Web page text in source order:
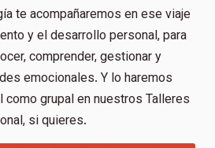
te acompañaremos en ese viaje
y el desarrollo personal, para
comprender, gestionar y
emocionales. Y lo haremos
como grupal en nuestros Talleres
si quieres.